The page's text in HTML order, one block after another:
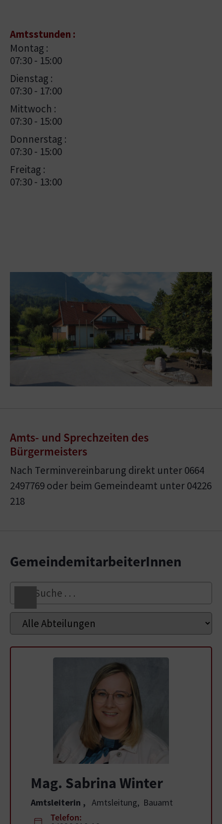
Amtsstunden :
Montag :
07:30 - 15:00
Dienstag :
07:30 - 17:00
Mittwoch :
07:30 - 15:00
Donnerstag :
07:30 - 15:00
Freitag :
07:30 - 13:00
Amts- und Sprechzeiten des
Bürgermeisters
Nach Terminvereinbarung direkt unter 0664
2497769 oder beim Gemeindeamt unter 04226
218
GemeindemitarbeiterInnen
Mag. Sabrina Winter
Amtsleiterin , Amtsleitung, Bauamt
Telefon: